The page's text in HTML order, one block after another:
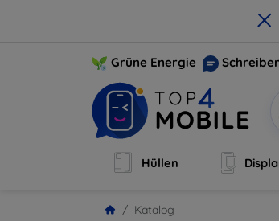
×
Grüne Energie
Hüllen
Katalog